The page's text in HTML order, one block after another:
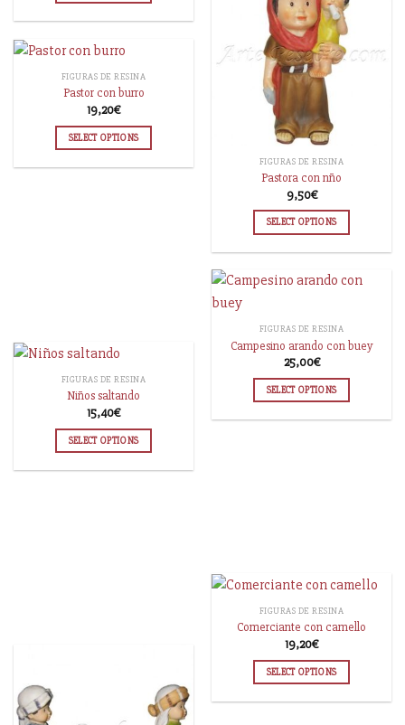
FIGURAS DE RESINA
Pastora con nño
9,50€
SELECT OPTIONS
FIGURAS DE RESINA
Pastor con burro
19,20€
SELECT OPTIONS
FIGURAS DE RESINA
Campesino arando con buey
25,00€
SELECT OPTIONS
FIGURAS DE RESINA
Niños saltando
15,40€
SELECT OPTIONS
FIGURAS DE RESINA
Comerciante con camello
19,20€
SELECT OPTIONS